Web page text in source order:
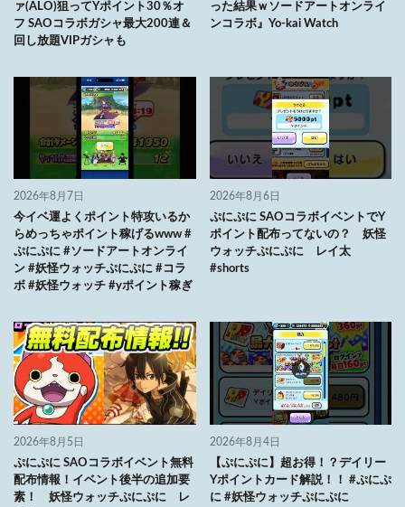
ァ(ALO)狙ってYポイント30％オ
フ SAOコラボガシャ最大200連＆
回し放題VIPガシャも
った結果ｗソードアートオンライ
ンコラボ』Yo-kai Watch
2026年8月7日
今イベ運よくポイント特攻いるか
らめっちゃポイント稼げるwww #
ぷにぷに #ソードアートオンライ
ン #妖怪ウォッチぷにぷに #コラ
ボ #妖怪ウォッチ #yポイント稼ぎ
2026年8月6日
ぷにぷに SAOコラボイベントでY
ポイント配布ってないの？ 妖怪
ウォッチぷにぷに レイ太
#shorts
2026年8月5日
ぷにぷに SAOコラボイベント無料
配布情報！イベント後半の追加要
素！ 妖怪ウォッチぷにぷに レ
2026年8月4日
【ぷにぷに】超お得！？デイリー
Yポイントカード解説！！ #ぷにぷ
に #妖怪ウォッチぷにぷに